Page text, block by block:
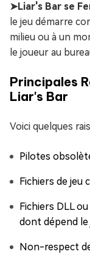
➤Liar's Bar se
le jeu démarre
milieu ou à un
le joueur au
Principales
Liar's Bar
Voici quelques
Pilotes
Fichiers de jeu
Fichiers DLL
dont dépend le
Non-respect